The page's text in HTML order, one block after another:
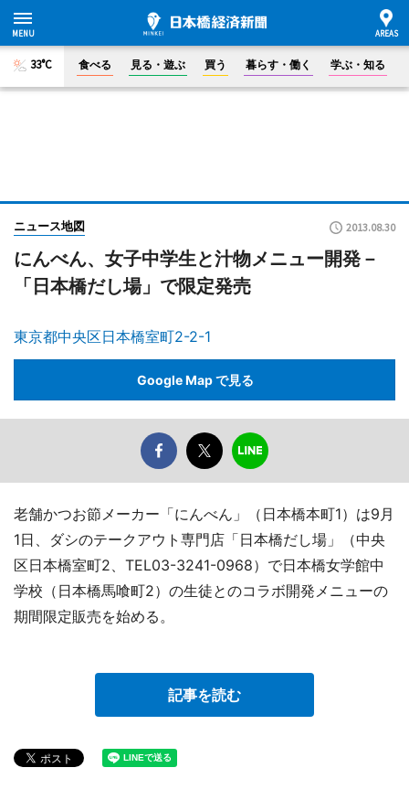
33°C 食べる 見る・遊ぶ 買う 暮らす・働く 学ぶ・知る
ニュース地図 2013.08.30
にんべん、女子中学生と汁物メニュー開発－
「日本橋だし場」で限定発売
東京都中央区日本橋室町2-2-1
Google Map で見る
老舗かつお節メーカー「にんべん」（日本橋本町1）は9月
1日、ダシのテークアウト専門店「日本橋だし場」（中央
区日本橋室町2、TEL03-3241-0968）で日本橋女学館中
学校（日本橋馬喰町2）の生徒とのコラボ開発メニューの
期間限定販売を始める。
記事を読む